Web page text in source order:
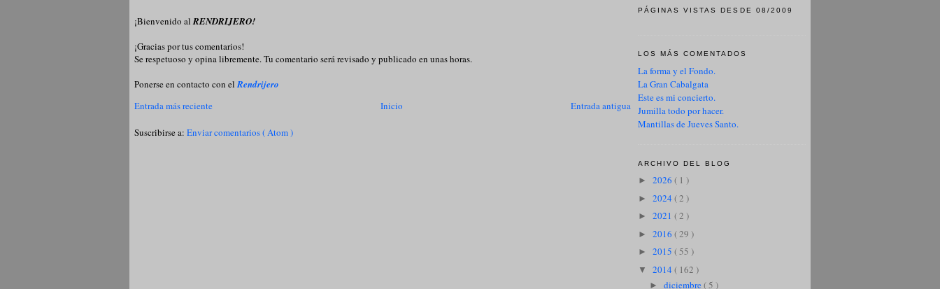
¡Bienvenido alRENDRIJERO!
¡Gracias por tus comentarios!
Se respetuoso y opina libremente. Tu comentario será revisado y publicado en unas horas.
Ponerse en contacto con elRendrijero
Entrada más reciente
Entrada antigua
Inicio
Suscribirse a: Enviar comentarios ( Atom )
PÁGINAS VISTAS DESDE 08/2009
LOS MÁS COMENTADOS
La forma y el Fondo.
La Gran Cabalgata
Este es mi concierto.
Jumilla todo por hacer.
Mantillas de Jueves Santo.
ARCHIVO DEL BLOG
► 2026 ( 1 )
► 2024 ( 2 )
► 2021 ( 2 )
► 2016 ( 29 )
► 2015 ( 55 )
▼ 2014 ( 162 )
► diciembre( 5 )